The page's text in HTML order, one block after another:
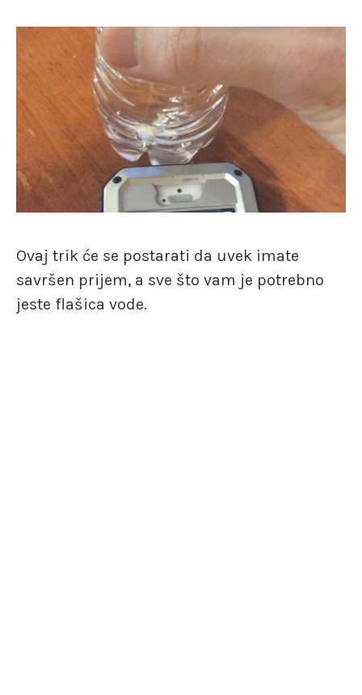
Ovaj trik će se postarati da uvek imate
savršen prijem, a sve što vam je potrebno
jeste flašica vode.